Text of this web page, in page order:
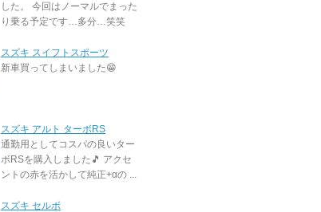
した。 今回はノーマルでまった
り乗る予定です…多分…笑笑
スズキ スイフトスポーツ
新車買ってしまいました😁
スズキ アルト ターボRS
通勤用としてコスパの良いター
ボRSを購入しました🎵 アクセ
ントの赤を活かして純正+αの ...
スズキ セルボ